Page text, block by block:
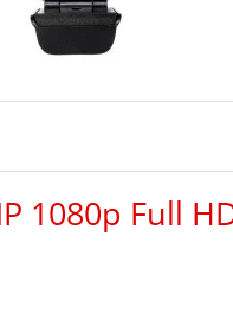
1080p Full